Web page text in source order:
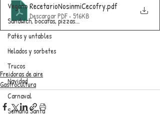
Vegano
Sandwich, bocatas, pizzas...
Patés y untables
Helados y sorbetes
Trucos
Navidad
Carnaval
Semana Santa
RecetarioNosinmiCecofry.pdf
Descargar PDF • 516KB
Freidoras de aire
Gastrocultura